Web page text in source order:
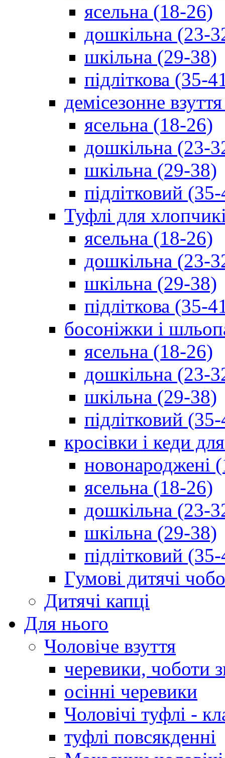
ясельна (18-26)
дошкільна (23-
шкільна (29-38)
підліткова (35-
демісезонне
ясельна (18-26)
дошкільна (23-
шкільна (29-38)
підлітковий
Туфлі для
ясельна (18-26)
дошкільна (23-
шкільна (29-38)
підліткова (35-
босоніжки і
ясельна (18-26)
дошкільна (23-
шкільна (29-38)
підлітковий
кросівки і кеди
новонароджені
ясельна (18-26)
дошкільна (23-
шкільна (29-38)
підлітковий
Гумові дитячі
Дитячі капці
Для нього
Чоловіче взуття
черевики, чоботи
осінні черевики
Чоловічі туфлі -
туфлі повсякденні